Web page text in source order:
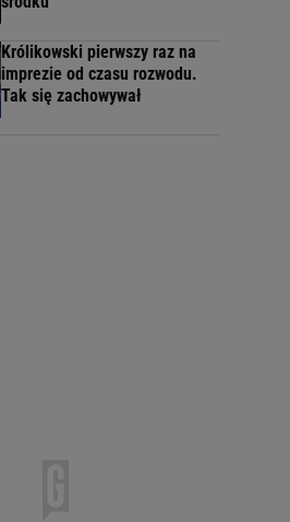
Królikowski pierwszy raz na
imprezie od czasu rozwodu.
Tak się zachowywał